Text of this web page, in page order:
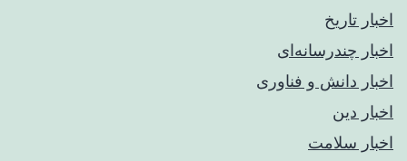
اخبار تاریخ
اخبار چندرسانه‌ای
اخبار دانش و فناوری
اخبار دین
اخبار سلامت